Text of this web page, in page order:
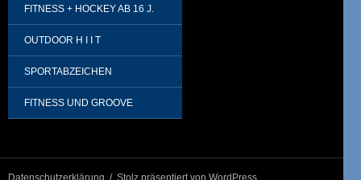
FITNESS + HOCKEY AB 16 J.
OUTDOOR H I I T
SPORTABZEICHEN
FITNESS UND GROOVE
Datenschutzerklärung Stolz präsentiert von WordPress